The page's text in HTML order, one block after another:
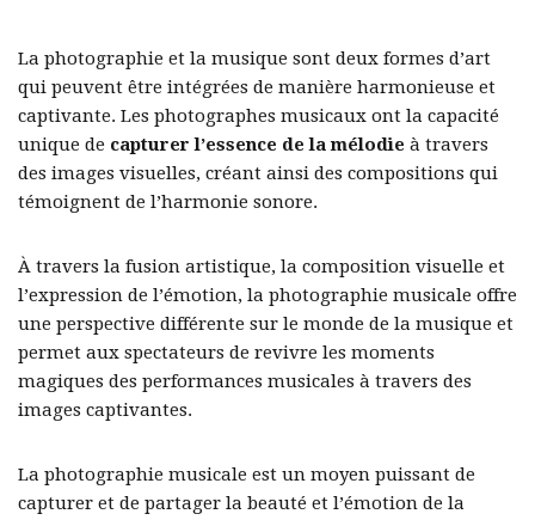
La photographie et la musique sont deux formes d’art
qui peuvent être intégrées de manière harmonieuse et
captivante. Les photographes musicaux ont la capacité
unique de capturer l’essence de la mélodie à travers
des images visuelles, créant ainsi des compositions qui
témoignent de l’harmonie sonore.
À travers la fusion artistique, la composition visuelle et
l’expression de l’émotion, la photographie musicale offre
une perspective différente sur le monde de la musique et
permet aux spectateurs de revivre les moments
magiques des performances musicales à travers des
images captivantes.
La photographie musicale est un moyen puissant de
capturer et de partager la beauté et l’émotion de la